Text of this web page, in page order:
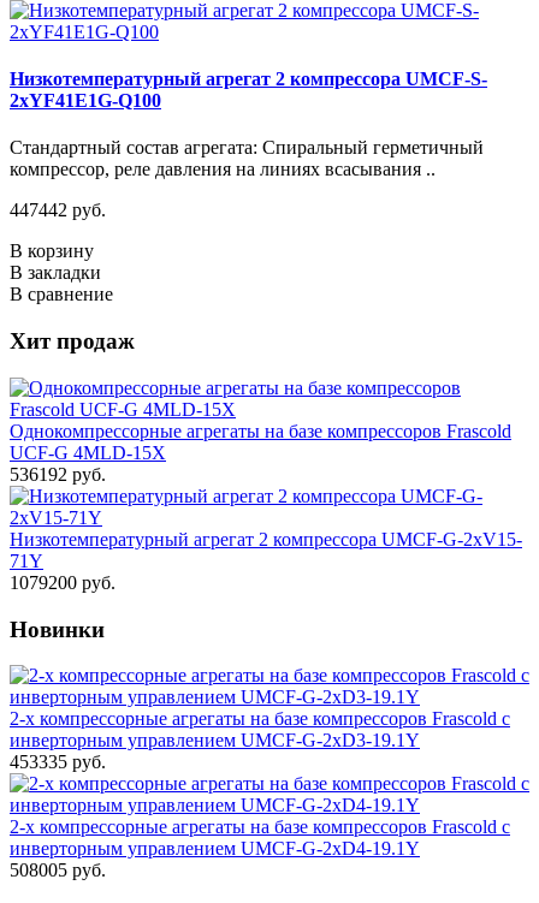
Низкотемпературный агрегат 2 компрессора UMCF-S-
2хYF41E1G-Q100
Стандартный состав агрегата: Спиральный герметичный
компрессор, реле давления на линиях всасывания ..
447442 руб.
В корзину
В закладки
В сравнение
Хит продаж
Однокомпрессорные агрегаты на базе компрессоров Frascold
UCF-G 4MLD-15X
536192 руб.
Низкотемпературный агрегат 2 компрессора UMCF-G-2хV15-
71Y
1079200 руб.
Новинки
2-х компрессорные агрегаты на базе компрессоров Frascold с
инверторным управлением UMCF-G-2xD3-19.1Y
453335 руб.
2-х компрессорные агрегаты на базе компрессоров Frascold с
инверторным управлением UMCF-G-2xD4-19.1Y
508005 руб.